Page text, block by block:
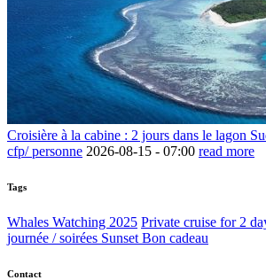
Croisière à la cabine : 2 jours dans le lagon
cfp/ personne 2026-08-15 - 07:00 read more
Tags
Whales Watching 2025 Private cruise for 2
journée / soirées Sunset Bon cadeau
Contact